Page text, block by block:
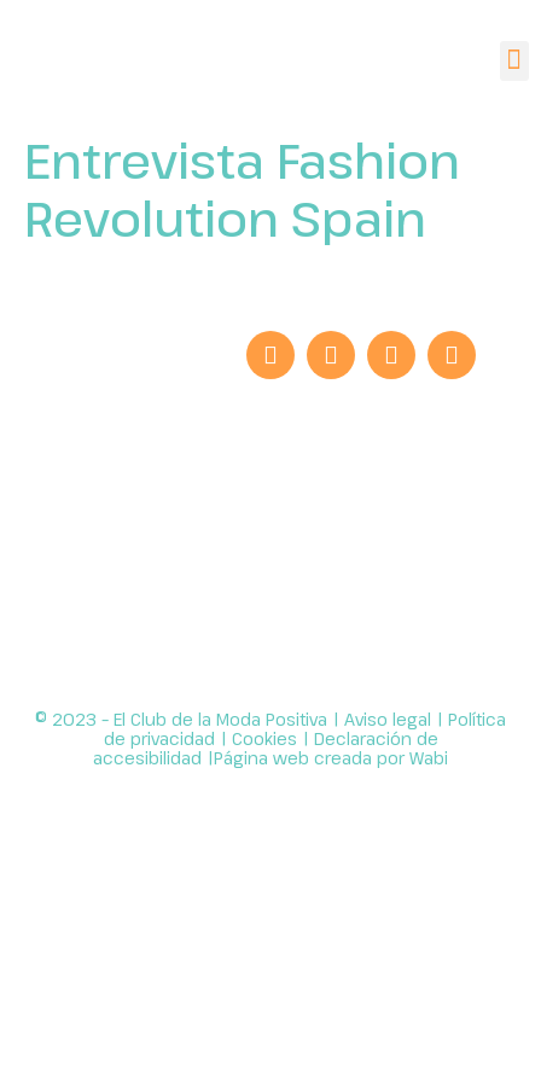
Entrevista Fashion
Revolution Spain
© 2023 – El Club de la Moda Positiva | Aviso legal | Política
de privacidad | Cookies | Declaración de
accesibilidad |Página web creada porWabi